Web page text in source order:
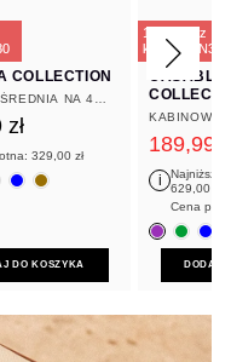
COLLECTION
NA 4
zł
329,00 zł
DO KOSZYKA
132,99 zł z
kodem FIN30
132,99 zł z
kodem FIN30
KABINOWA
FIOLETOWA
189,99
i
Najniższa
629,00
Cena
DODAJ